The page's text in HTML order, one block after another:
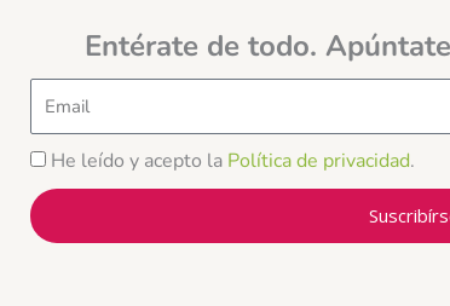
Entérate de todo.
He leído y acepto la Política de privacidad.